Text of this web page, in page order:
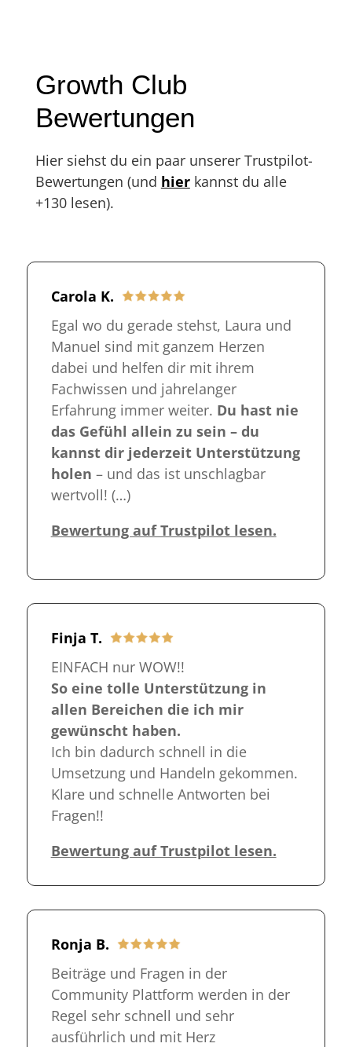
Growth Club
Bewertungen
Hier siehst du ein paar unserer Trustpilot-
Bewertungen (und hierkannst du alle
+130 lesen).
Carola K.
Egal wo du gerade stehst, Laura und
Manuel sind mit ganzem Herzen
dabei und helfen dir mit ihrem
Fachwissen und jahrelanger
Erfahrung immer weiter. Du hast nie
das Gefühl allein zu sein – du
kannst dir jederzeit Unterstützung
holen – und das ist unschlagbar
wertvoll! (…)
Bewertung auf Trustpilot lesen.
Finja T.
EINFACH nur WOW!!
So eine tolle Unterstützung in
allen Bereichen die ich mir
gewünscht haben.
Ich bin dadurch schnell in die
Umsetzung und Handeln gekommen.
Klare und schnelle Antworten bei
Fragen!!
Bewertung auf Trustpilot lesen.
Ronja B.
Beiträge und Fragen in der
Community Plattform werden in der
Regel sehr schnell und sehr
ausführlich und mit Herz